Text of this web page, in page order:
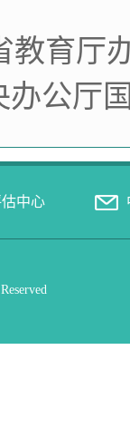
教育厅
办公厅
中心